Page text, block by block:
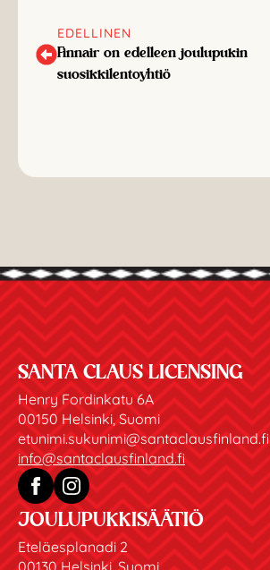
EDELLINEN
Finnair on edelleen joulupukin
suosikkilentoyhtiö
SANTA CLAUS LICENSING
Henry Fordinkatu 6A
00150 Helsinki, Suomi
etunimi.sukunimi@santaclausfinland.fi
info@santaclausfinland.fi
JOULUPUKKISÄÄTIÖ
Eteläesplanadi 2
00130 Helsinki, Suomi